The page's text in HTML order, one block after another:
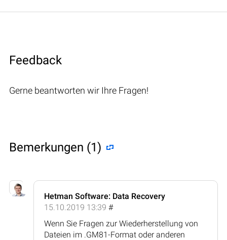
Feedback
Gerne beantworten wir Ihre Fragen!
Bemerkungen (1)
Hetman Software: Data Recovery
15.10.2019 13:39 #
Wenn Sie Fragen zur Wiederherstellung von
Dateien im .GM81-Format oder anderen